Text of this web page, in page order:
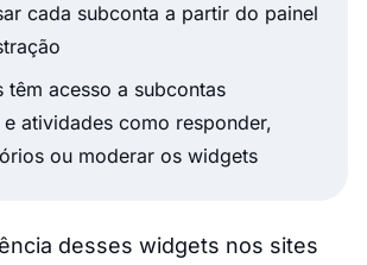
cada subconta a partir do painel
têm acesso a subcontas
e atividades como responder,
ou moderar os widgets
desses widgets nos sites